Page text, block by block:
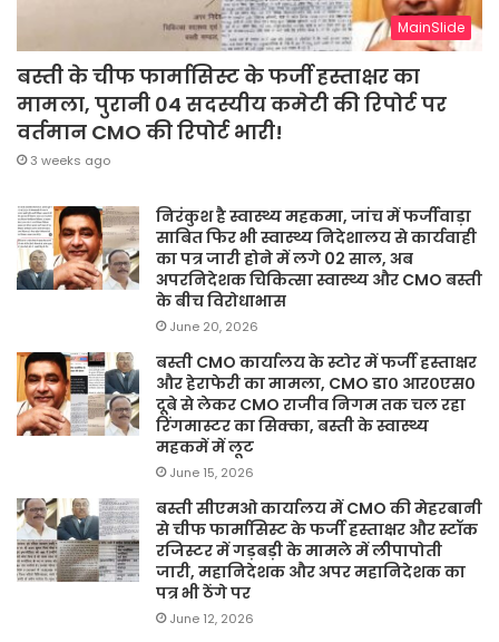
MainSlide
बस्ती के चीफ फार्मासिस्ट के फर्जी हस्ताक्षर का
मामला, पुरानी 04 सदस्यीय कमेटी की रिपोर्ट पर
वर्तमान CMO की रिपोर्ट भारी!
3 weeks ago
निरंकुश है स्वास्थ्य महकमा, जांच में फर्जीवाड़ा
साबित फिर भी स्वास्थ्य निदेशालय से कार्यवाही
का पत्र जारी होने में लगे 02 साल, अब
अपरनिदेशक चिकित्सा स्वास्थ्य और CMO बस्ती
के बीच विरोधाभास
June 20, 2026
बस्ती CMO कार्यालय के स्टोर में फर्जी हस्ताक्षर
और हेराफेरी का मामला, CMO डा० आर०एस०
दूबे से लेकर CMO राजीव निगम तक चल रहा
रिंगमास्टर का सिक्का, बस्ती के स्वास्थ्य
महकमें में लूट
June 15, 2026
बस्ती सीएमओ कार्यालय में CMO की मेहरबानी
से चीफ फार्मासिस्ट के फर्जी हस्ताक्षर और स्टॉक
रजिस्टर में गड़बड़ी के मामले में लीपापोती
जारी, महानिदेशक और अपर महानिदेशक का
पत्र भी ठेंगे पर
June 12, 2026